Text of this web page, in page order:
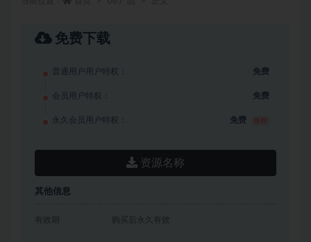
免费下载
普通用户用户特权： 免费
会员用户特权： 免费
永久会员用户特权： 免费
资源名称
其他信息
有效期 购买后永久有效